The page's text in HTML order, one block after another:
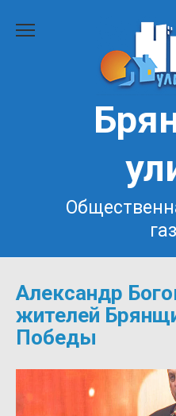
Александр
жителей
Победы